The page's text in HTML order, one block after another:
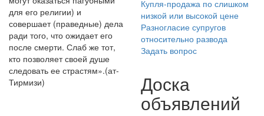
для его религии) и
совершает (праведные) дела
ради того, что ожидает его
после смерти. Слаб же тот,
кто позволяет своей душе
следовать ее страстям».(ат-
Тирмизи)
Купля-продажа по слишком
низкой или высокой цене
Разногласие супругов
относительно развода
Задать вопрос
Доска
объявлений